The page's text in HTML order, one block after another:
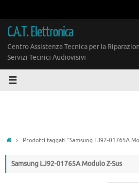
contenuto
C.A.T. Elettronica
Centro Assistenza Tecnica per la
Servizi Tecnici Audiovisivi
HomeProdotti taggati “Samsung LJ92-01765A
Samsung LJ92-01765A Modulo Z-Sus